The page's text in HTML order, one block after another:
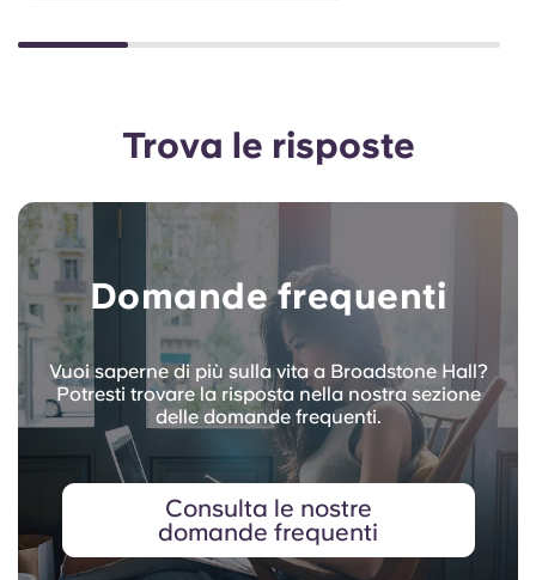
Trova le risposte
Domande frequenti
Vuoi saperne di più sulla vita a Broadstone Hall?
Potresti trovare la risposta nella nostra sezione
delle domande frequenti.
Consulta le nostre
domande frequenti